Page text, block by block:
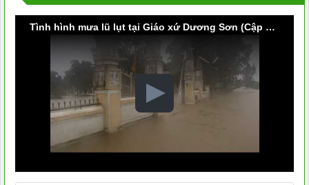
Tình hình mưa lũ lụt tại Giáo xứ Dương Sơn (Cập nhật vào lúc 9g30 ngày 09/10/2020)